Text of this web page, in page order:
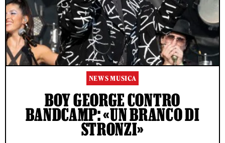
NEWS MUSICA
BOY GEORGE CONTRO
BANDCAMP: «UN BRANCO DI
STRONZI»